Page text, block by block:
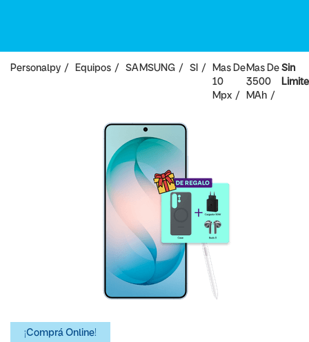
Personalpy Equipos SAMSUNG SI
Mas De
10
Mpx
Mas De
3500
MAh
Sin
Limite
¡Comprá Online!